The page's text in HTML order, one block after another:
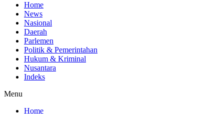
Home
News
Nasional
Daerah
Parlemen
Politik & Pemerintahan
Hukum & Kriminal
Nusantara
Indeks
Menu
Home